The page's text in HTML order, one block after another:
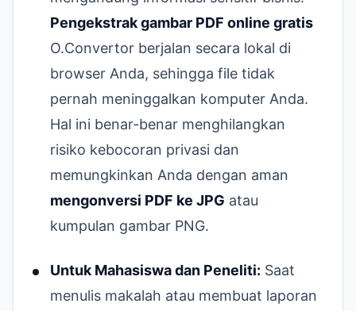
Pengekstrak gambar PDF online gratis
O.Convertor berjalan secara lokal di
browser Anda, sehingga file tidak
pernah meninggalkan komputer Anda.
Hal ini benar-benar menghilangkan
risiko kebocoran privasi dan
memungkinkan Anda dengan aman
mengonversi PDF ke JPG atau
kumpulan gambar PNG.
Untuk Mahasiswa dan Peneliti: Saat
menulis makalah atau membuat laporan